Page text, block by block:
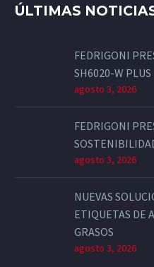
ÚLTIMAS
FEDRIGONI
SH6020-W PLUS
agosto 3, 2026
FEDRIGONI
agosto 3, 2026
NUEVAS
ETIQUETAS DE
GRASOS
agosto 3, 2026